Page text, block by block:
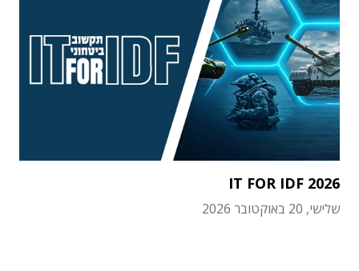
IT FOR IDF 2026
שלישי, 20 באוקטובר 2026